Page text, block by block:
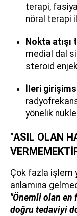
terapi,
nöral terapi
Nokta atışı
medial dal
steroid
İleri
yönelik
"ASIL OLAN
Çok fazla işlem
anlamına
"Önemli olan en
doğru tedaviyi